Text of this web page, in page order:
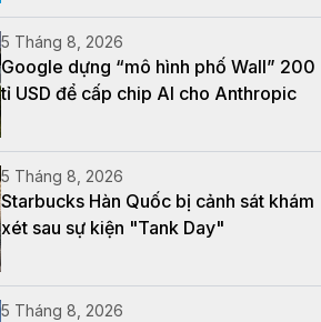
5 Tháng 8, 2026
Google dựng “mô hình phố Wall” 200
tỉ USD để cấp chip AI cho Anthropic
5 Tháng 8, 2026
Starbucks Hàn Quốc bị cảnh sát khám
xét sau sự kiện "Tank Day"
5 Tháng 8, 2026